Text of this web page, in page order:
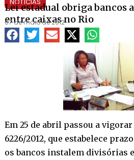
Lei estadual obriga bancos
entre caixas no Rio
07 de maio de 2012
Em 25 de abril passou a
6226/2012, que estabelece
os bancos instalem divisórias